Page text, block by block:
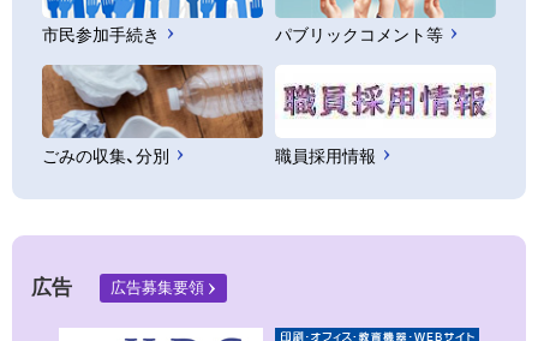
市民参加手続き パブリックコメント等
ごみの収集、分別 職員採用情報
広告 広告募集要領